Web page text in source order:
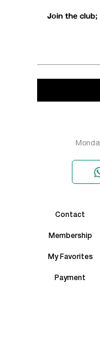
Join the club;
Contact
Membership
My Favorites
Payment